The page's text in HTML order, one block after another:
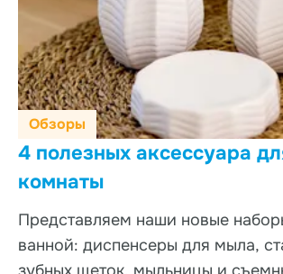
Обзоры
4 полезных аксессуара
комнаты
Представляем наши новые
ванной: диспенсеры для мыла,